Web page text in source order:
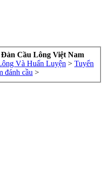
Cầu Lông Việt Nam
Và Huấn Luyện > Tuyển
đánh cầu >